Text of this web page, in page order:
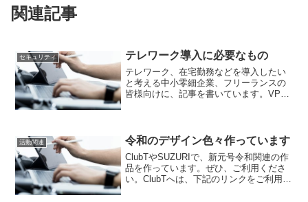
関連記事
セキュリティ テレワーク導入に必要なもの
テレワーク、在宅勤務などを導入したい
と考える中小零細企業、フリーランスの
皆様向けに、記事を書いています。VPN
接続しては、いけません...
活動関連 令和のデザイン色々作っています
ClubTやSUZURIで、新元号令和関連の作
品を作っています。ぜひ、ご利用くださ
い。ClubTへは、下記のリンクをご利用く